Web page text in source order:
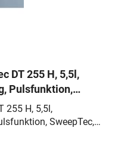
DT 255 H, 5,5l,
Pulsfunktion,
255 H, 5,5l,
SweepTec,